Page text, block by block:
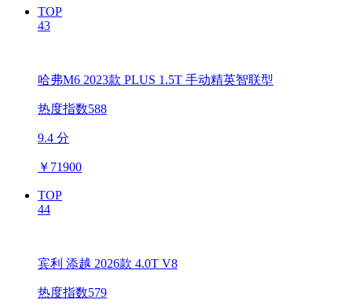
TOP
43
哈弗M6 2023款 PLUS 1.5T 手动精英智联型
热度指数588
9.4 分
￥ 71900
TOP
44
宾利 添越 2026款 4.0T V8
热度指数579